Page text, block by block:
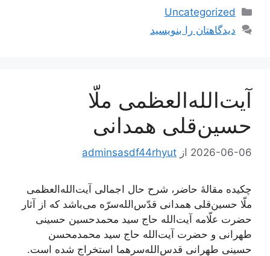
دسته‌ها
Uncategorized
دیدگاهتان را بنویسید
آیت‌الله‌العظمی ملّا
حسین‌قلی همدانی
2026-06-06 از adminsasdf44rhyut
چکیده مقالۀ حاضر، شرح حال اجمالی آیت‌الله‌العظمی
ملّا حسین‌قلی همدانی قدّس‌الله‌سرّه می‌باشد که از آثار
حضرت علّامه آیت‌الله حاج سید محمدحسین حسینی
طهرانی و حضرت آیت‌الله حاج سید محمدمحسن
حسینی طهرانی قدس‌الله‌سرهما استخراج شده است.